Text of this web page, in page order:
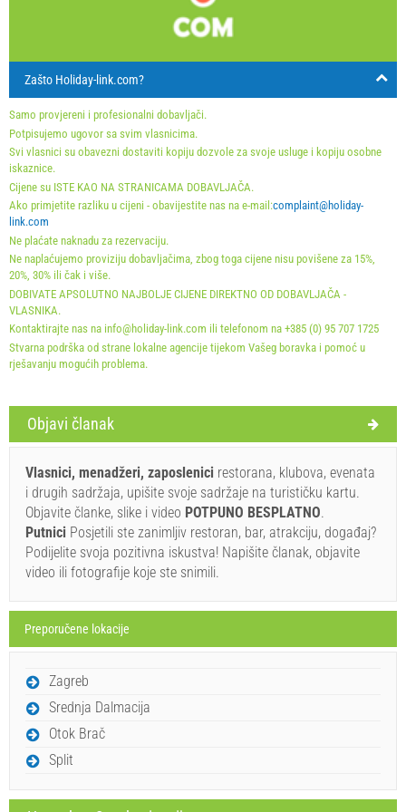
Svaki dan
Prikazana cijena je po jedinici za određeni broj osoba.
Ponude:
Holiday-Link plaća: 17. sep 2025. - 31. dec 2026. / - 10
%
Obavezno:Prijava gostiju (01.07. - 31.08): 10 EUR (once -
za_person), Prijava gostiju (01.01 - 30.06. / 01.09. - 31.12.):
5 EUR (once - za_person)
Neobavezno:Klima: 5 EUR (per_night - za_unit), Kućni
ljubimac: 12 EUR (per_night - za_unit)
25 26 27
Rezervirajte i čekajte na potvrdu
Ukoliko ne želite odmah rezervirati i imate još pitanja,
upišite ih ispod i kliknite ˝Pošalji upit˝.
Pošalji upit
Zašto Holiday-link.com?
Samo provjereni i profesionalni dobavljači.
Potpisujemo ugovor sa svim vlasnicima.
Svi vlasnici su obavezni dostaviti kopiju dozvole za svoje usluge i kopiju osobne
iskaznice.
Cijene su ISTE KAO NA STRANICAMA DOBAVLJAČA.
Ako primjetite razliku u cijeni - obavijestite nas na e-mail:complaint@holiday-
link.com
Ne plaćate naknadu za rezervaciju.
Ne naplaćujemo proviziju dobavljačima, zbog toga cijene nisu povišene za 15%,
20%, 30% ili čak i više.
DOBIVATE APSOLUTNO NAJBOLJE CIJENE DIREKTNO OD DOBAVLJAČA -
VLASNIKA.
Kontaktirajte nas na info@holiday-link.com ili telefonom na +385 (0) 95 707 1725
Stvarna podrška od strane lokalne agencije tijekom Vašeg boravka i pomoć u
rješavanju mogućih problema.
Objavi članak
Vlasnici, menadžeri, zaposlenici restorana, klubova, evenata
i drugih sadržaja, upišite svoje sadržaje na turističku kartu.
Objavite članke, slike i video POTPUNO BESPLATNO.
Putnici Posjetili ste zanimljiv restoran, bar, atrakciju, događaj?
Podijelite svoja pozitivna iskustva! Napišite članak, objavite
video ili fotografije koje ste snimili.
Preporučene lokacije
Zagreb
Srednja Dalmacija
Otok Brač
Split